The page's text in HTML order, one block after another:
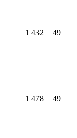
1 432 49
1 478 49